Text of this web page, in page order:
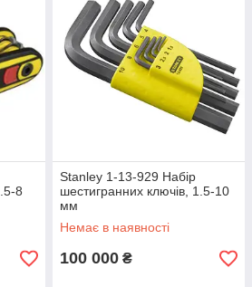
8
Stanley 1-13-929 Набір
шестигранних ключів, 1.5-10
мм
Немає в наявності
100 000 ₴